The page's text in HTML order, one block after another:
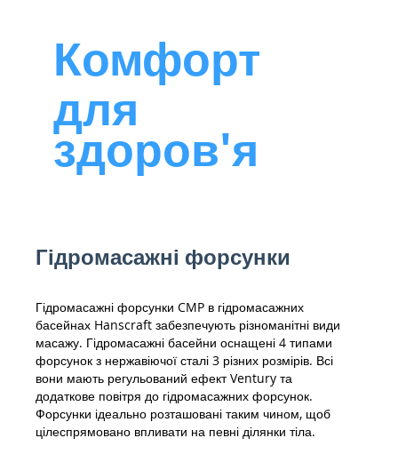
Комфорт
для
здоров'я
Гідромасажні форсунки
Гідромасажні форсунки CMP в гідромасажних
басейнах Hanscraft забезпечують різноманітні види
масажу. Гідромасажні басейни оснащені 4 типами
форсунок з нержавіючої сталі 3 різних розмірів. Всі
вони мають регульований ефект Ventury та
додаткове повітря до гідромасажних форсунок.
Форсунки ідеально розташовані таким чином, щоб
цілеспрямовано впливати на певні ділянки тіла.